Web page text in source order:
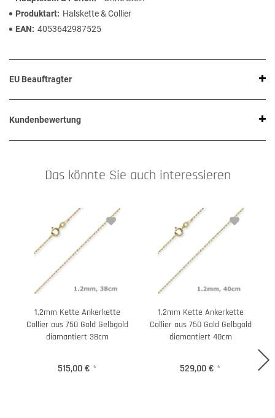
Produktart
Halskette & Collier
EAN
4053642987525
EU Beauftragter
Kundenbewertung
Das könnte Sie auch interessieren
1,2mm Kette Ankerkette
Collier aus 750 Gold Gelbgold
diamantiert 38cm
515,00 € *
1,2mm Kette Ankerkette
Collier aus 750 Gold Gelbgold
diamantiert 40cm
529,00 € *